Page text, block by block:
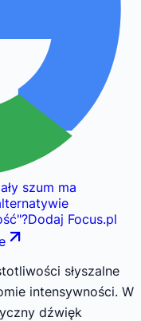
szum ma
"?Dodaj Focus.pl
słyszalne
intensywności. W
dźwięk